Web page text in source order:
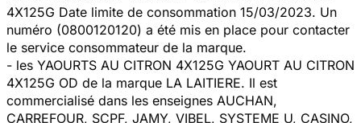
4X125G Date limite de consommation 15/03/2023. Un
numéro (0800120120) a été mis en place pour contacter
le service consommateur de la marque.
- les YAOURTS AU CITRON 4X125G YAOURT AU CITRON
4X125G OD de la marque LA LAITIERE. Il est
commercialisé dans les enseignes AUCHAN,
CARREFOUR, SCPF, JAMY, VIBEL, SYSTEME U, CASINO,